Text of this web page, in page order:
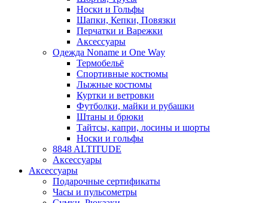
Носки и Гольфы
Шапки, Кепки, Повязки
Перчатки и Варежки
Аксессуары
Одежда Noname и One Way
Термобельё
Спортивные костюмы
Лыжные костюмы
Куртки и ветровки
Футболки, майки и рубашки
Штаны и брюки
Тайтсы, капри, лосины и шорты
Носки и гольфы
8848 ALTITUDE
Аксессуары
Аксессуары
Подарочные сертификаты
Часы и пульсометры